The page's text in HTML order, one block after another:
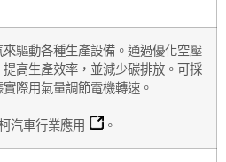
驅動各種生產設備。通過優化空壓
高生產效率，並減少碳排放。可採
實際用氣量調節電機轉速。
汽車行業應用 。